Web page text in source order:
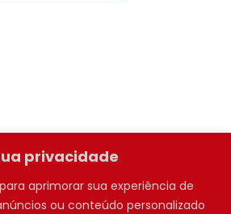
privacidade
aprimorar sua experiência de
ou conteúdo personalizado